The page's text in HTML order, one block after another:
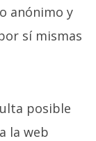
anónimo y
sí mismas
posible
la web